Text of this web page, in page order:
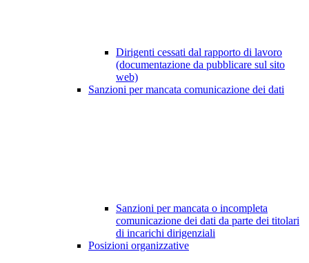
Dirigenti cessati dal rapporto di lavoro
(documentazione da pubblicare sul sito
web)
Sanzioni per mancata comunicazione dei dati
Sanzioni per mancata o incompleta
comunicazione dei dati da parte dei titolari
di incarichi dirigenziali
Posizioni organizzative